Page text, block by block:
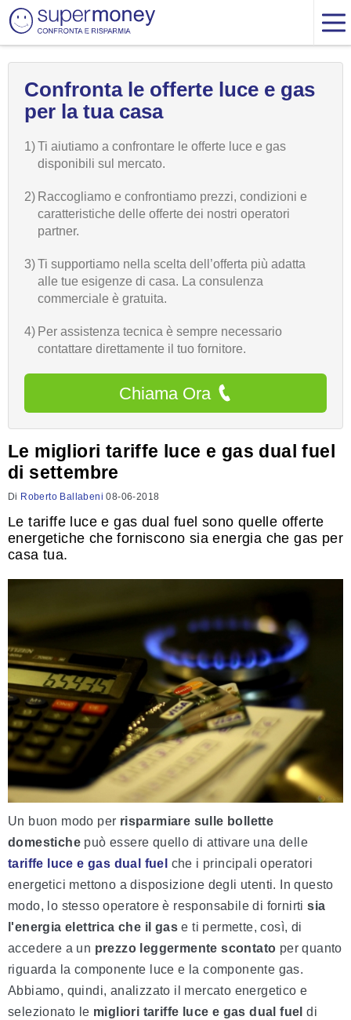
Confronta le offerte luce e gas
per la tua casa
1)Ti aiutiamo a confrontare le offerte luce e gas
disponibili sul mercato.
2) Raccogliamo e confrontiamo prezzi, condizioni e
caratteristiche delle offerte dei nostri operatori
partner.
3)Ti supportiamo nella scelta dell’offerta più adatta
alle tue esigenze di casa. La consulenza
commerciale è gratuita.
4) Per assistenza tecnica è sempre necessario
contattare direttamente il tuo fornitore.
Chiama Ora
Le migliori tariffe luce e gas dual fuel
di settembre
Di Roberto Ballabeni 08-06-2018
Le tariffe luce e gas dual fuel sono quelle offerte
energetiche che forniscono sia energia che gas per
casa tua.
Un buon modo per risparmiare sulle bollette
domestiche può essere quello di attivare una delle
tariffe luce e gas dual fuel che i principali operatori
energetici mettono a disposizione degli utenti. In questo
modo, lo stesso operatore è responsabile di fornirtisia
l'energia elettrica che il gas e ti permette, così, di
accedere a un prezzo leggermente scontato per quanto
riguarda la componente luce e la componente gas.
Abbiamo, quindi, analizzato il mercato energetico e
selezionato le migliori tariffe luce e gas dual fuel di